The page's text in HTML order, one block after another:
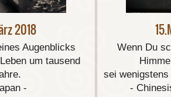
2018
Augenblicks
um tausend
-
Wenn Du
sei
-